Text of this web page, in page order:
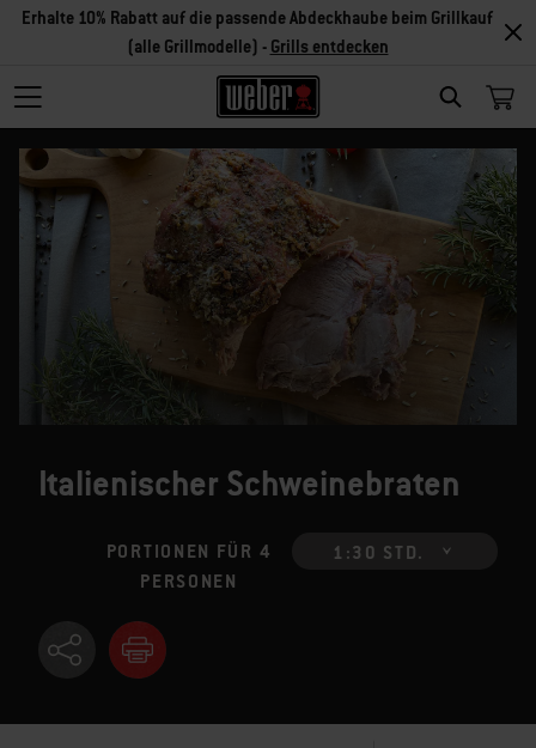
SEARCH
Erhalte 10% Rabatt auf die passende Abdeckhaube beim Grillkauf
(alle Grillmodelle) - Grills entdecken
Italienischer Schweinebraten
PORTIONEN FÜR 4
PERSONEN
1:30 STD.